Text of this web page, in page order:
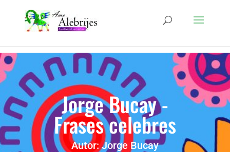
Jorge Bucay -
Frases celebres
Autor: Jorge Bucay